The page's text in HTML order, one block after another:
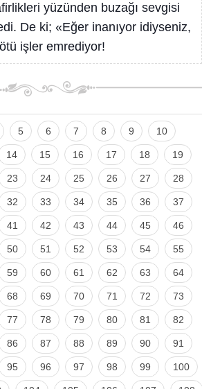
yüzünden buzağı sevgisi
De ki; «Eğer inanıyor idiyseniz,
işler emrediyor!
5 6 7 8 9 10
14 15 16 17 18 19
23 24 25 26 27 28
32 33 34 35 36 37
41 42 43 44 45 46
50 51 52 53 54 55
59 60 61 62 63 64
68 69 70 71 72 73
77 78 79 80 81 82
86 87 88 89 90 91
95 96 97 98 99 100